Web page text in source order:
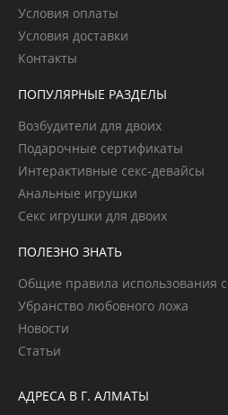
Условия оплаты
Условия доставки
Контакты
ПОПУЛЯРНЫЕ РАЗДЕЛЫ
Возбудители для двоих
Подарочные сертификаты
Интерактивные секс-девайсы
Анальные игрушки
Секс игрушки для двоих
ПОЛЕЗНО ЗНАТЬ
Общие правила использования
Убранство любовного ложа
Новости
Статьи
АДРЕСА В Г. АЛМАТЫ